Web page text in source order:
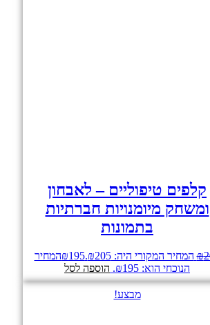
קלפים טיפוליים – לאבחון
ומשחק מיומנויות חברתיות
בתמונות
₪ המחיר המקורי היה: ₪205. ₪195
המחיר
הנוכחי הוא: ₪195.
הוספה לסל
מבצע!